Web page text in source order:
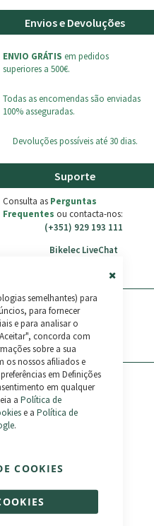
Close
semelhantes) para
para fornecer
e para analisar o
concorda com
sobre a sua
os nossos afiliados e
em Definições
em qualquer
a Política de
e a Política de
.
COOKIES
Envios e Devoluções
ENVIO GRÁTIS em pedidos
superiores a 500€.
Todas as encomendas são enviadas
100% asseguradas.
Devoluções possíveis até 30 dias.
Suporte
Consulta as Perguntas
Frequentes ou contacta-nos:
(+351) 929 193 111
Bikelec LiveChat
eléctricas -
se trata de pedalar,
eléctrica que atinge
bicicleta convencional,
estrada não estão